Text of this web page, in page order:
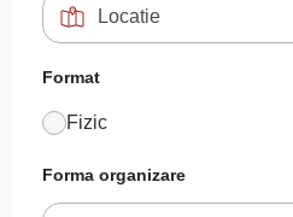
Format
Fizic
Forma organizare